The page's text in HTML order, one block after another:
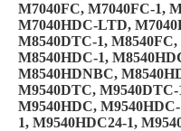
M7040FC, M7040FC-1,
M7040HDC-LTD,
M8540DTC-1,
M8540HDC-1,
M8540HDNBC,
M9540DTC,
M9540HDC,
1, M9540HDC24-1,